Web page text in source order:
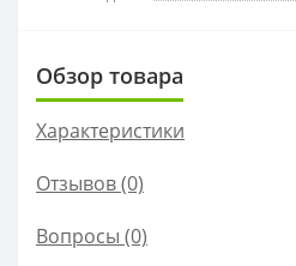
Обзор товара
Характеристики
Отзывов (0)
Вопросы (0)